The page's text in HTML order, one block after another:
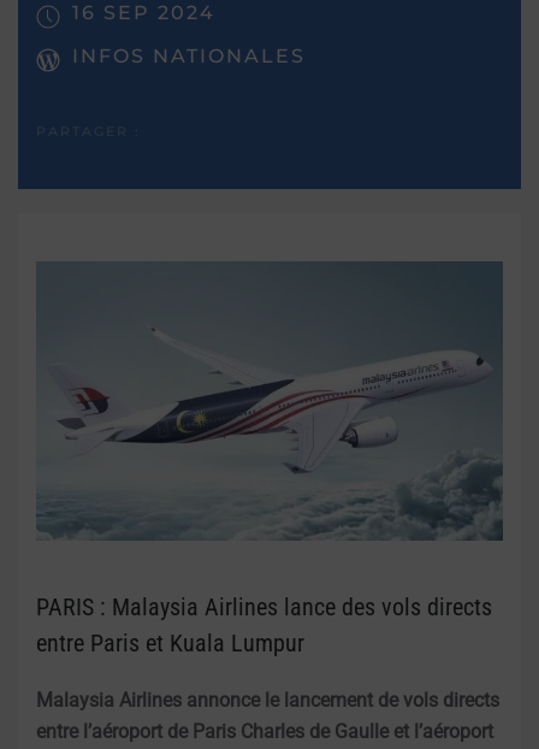
16 SEP 2024
INFOS NATIONALES
PARIS : Malaysia Airlines lance des vols directs
entre Paris et Kuala Lumpur
Malaysia Airlines annonce le lancement de vols directs
entre l’aéroport de Paris Charles de Gaulle et l’aéroport